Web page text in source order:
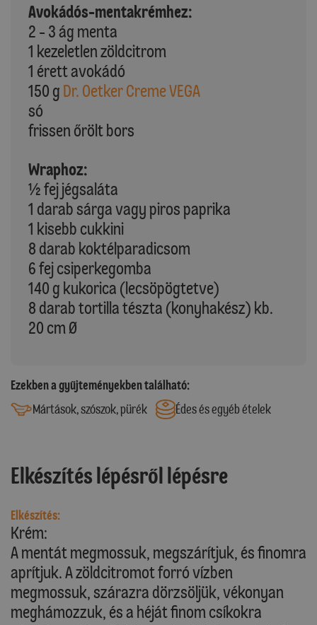
Avokádós-mentakrémhez:
2 - 3 ág menta
1 kezeletlen zöldcitrom
1 érett avokádó
150 g Dr. Oetker Creme VEGA
só
frissen őrölt bors
Wraphoz:
½ fej jégsaláta
1 darab sárga vagy piros paprika
1 kisebb cukkini
8 darab koktélparadicsom
6 fej csiperkegomba
140 g kukorica (lecsöpögtetve)
8 darab tortilla tészta (konyhakész) kb.
20 cm Ø
Ezekben a gyűjteményekben található:
Mártások, szószok, pürék
Édes és egyéb ételek
Elkészítés lépésről lépésre
Elkészítés:
Krém:
A mentát megmossuk, megszárítjuk, és finomra
aprítjuk. A zöldcitromot forró vízben
megmossuk, szárazra dörzsöljük, vékonyan
meghámozzuk, és a héját finom csíkokra